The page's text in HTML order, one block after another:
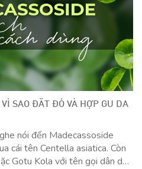
SAO ĐẮT ĐỎ VÀ HỢP GU DA
nói đến Madecassoside
cái tên Centella asiatica. Còn
Gotu Kola với tên gọi dân dã